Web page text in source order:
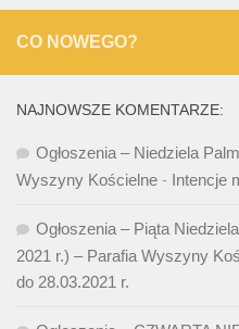
CO NOWEGO?
NAJNOWSZE KOMENTARZE:
Ogłoszenia – Niedziela
Wyszyny Kościelne - Intencje
Ogłoszenia – Piąta
2021 r.) – Parafia Wyszyny
do 28.03.2021 r.